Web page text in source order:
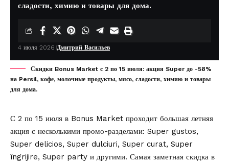
сладости, химию и товары для дома.
4 июля 2026 Дмитрий Васильев
Скидки Bonus Market с 2 по 15 июля: акция Super до -58%
на Persil, кофе, молочные продукты, мясо, сладости, химию и товары
для дома.
С 2 по 15 июля в Bonus Market проходит большая летняя
акция с несколькими промо-разделами: Super gustos,
Super delicios, Super dulciuri, Super curat, Super
îngrijire, Super party и другими. Самая заметная скидка в